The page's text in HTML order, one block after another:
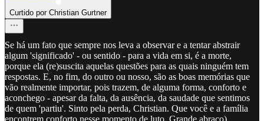
Curtido por Christian Gurtner
Se há um fato que sempre nos leva a observar e a tentar abstrair
algum 'significado' - ou sentido - para a vida em si, é a morte,
porque ela (re)suscita aquelas questões para as quais ninguém tem
respostas. E, no fim, do outro ou nosso, são as boas memórias que
vão realmente importar, pois trazem, de alguma forma, conforto e
aconchego - apesar da falta, da ausência, da saudade que sentimos
de quem 'partiu'. Sinto pela perda, Christian. Que você e a família
encontrem conforto nesse momento de luto. Grande abraço)